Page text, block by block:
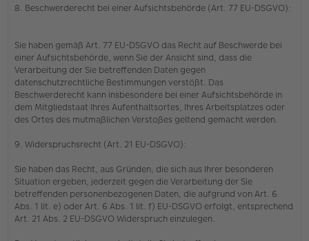
8. Beschwerderecht bei einer Aufsichtsbehörde (Art. 77 EU-DSGVO):
Sie haben gemäß Art. 77 EU-DSGVO das Recht auf Beschwerde bei
einer Aufsichtsbehörde, wenn Sie der Ansicht sind, dass die
Verarbeitung der Sie betreffenden Daten gegen
datenschutzrechtliche Bestimmungen verstößt. Das
Beschwerderecht kann insbesondere bei einer Aufsichtsbehörde in
dem Mitgliedstaat Ihres Aufenthaltsortes, Ihres Arbeitsplatzes oder
des Ortes des mutmaßlichen Verstoßes geltend gemacht werden.
9. Widerspruchsrecht (Art. 21 EU-DSGVO):
Sie haben das Recht, aus Gründen, die sich aus Ihrer besonderen
Situation ergeben, jederzeit gegen die Verarbeitung der Sie
betreffenden personenbezogenen Daten, die aufgrund von Art. 6
Abs. 1 lit. e) oder Art. 6 Abs. 1 lit. f) EU-DSGVO erfolgt, entsprechend
Art. 21 Abs. 2 EU-DSGVO Widerspruch einzulegen.